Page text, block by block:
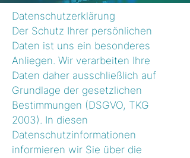
Datenschutzerklärung
Der Schutz Ihrer persönlichen
Daten ist uns ein besonderes
Anliegen. Wir verarbeiten Ihre
Daten daher ausschließlich auf
Grundlage der gesetzlichen
Bestimmungen (DSGVO, TKG
2003). In diesen
Datenschutzinformationen
informieren wir Sie über die